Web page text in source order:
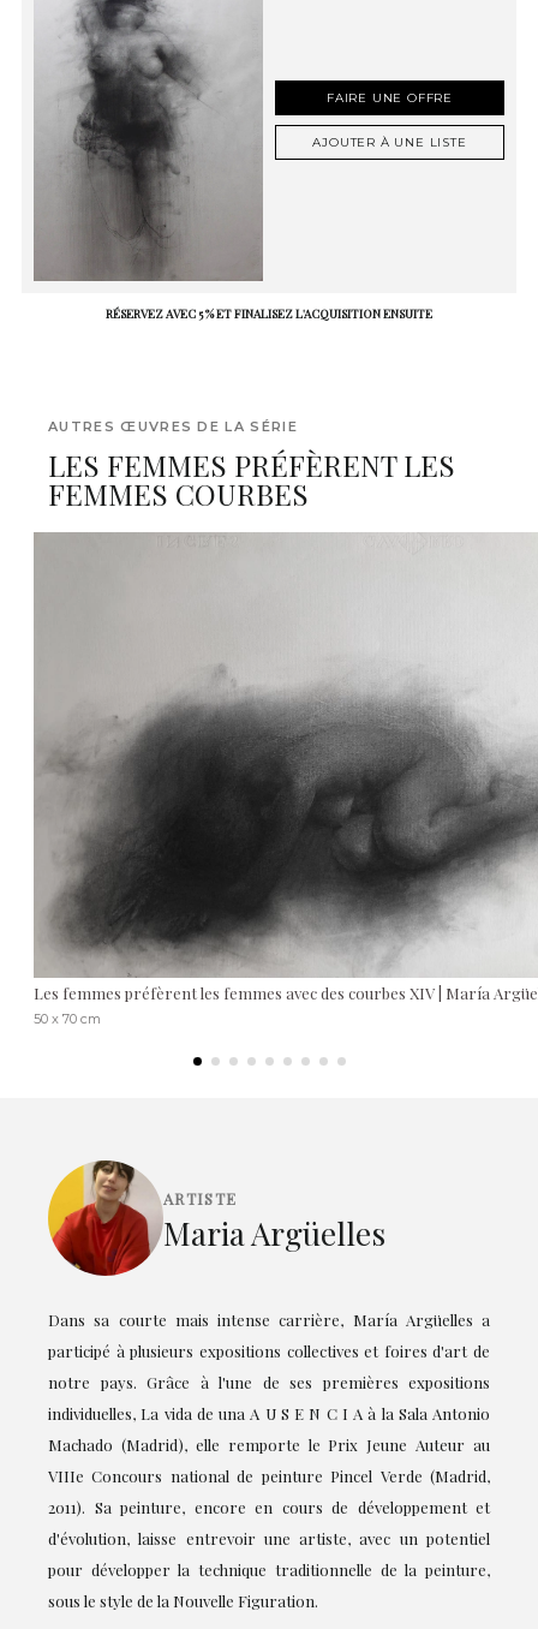
FAIRE UNE OFFRE
AJOUTER À UNE LISTE
RÉSERVEZ AVEC 5 % ET FINALISEZ L'ACQUISITION ENSUITE
AUTRES ŒUVRES DE LA SÉRIE
LES FEMMES PRÉFÈRENT LES
FEMMES COURBES
Les femmes préfèrent les femmes avec des courbes XIV | María
50 x 70 cm
ARTISTE
Maria Argüelles
Dans sa courte mais intense carrière, María Argüelles a
participé à plusieurs expositions collectives et foires d'art de
notre pays. Grâce à l'une de ses premières expositions
individuelles, La vida de una A U S E N C I A à la Sala Antonio
Machado (Madrid), elle remporte le Prix Jeune Auteur au
VIIIe Concours national de peinture Pincel Verde (Madrid,
2011). Sa peinture, encore en cours de développement et
d'évolution, laisse entrevoir une artiste, avec un potentiel
pour développer la technique traditionnelle de la peinture,
sous le style de la Nouvelle Figuration.